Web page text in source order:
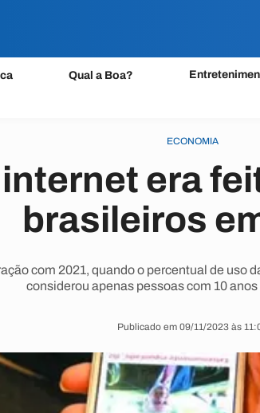
Qual a Boa?
ECONOMIA
era
brasileiros
com 2021, quando o percentual de uso
considerou apenas pessoas com 10
Publicado em 09/11/2023 às